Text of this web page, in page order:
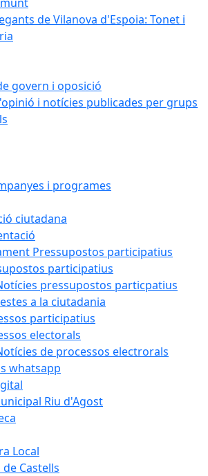
de Vilanova d'Espoia: Tonet i
govern i oposició
i notícies publicades per grups
i programes
ciutadana
Pressupostos participatius
participatius
pressupostos particpatius
a la ciutadania
participatius
electorals
de processos electrorals
whatsapp
Riu d'Agost
Local
Castells